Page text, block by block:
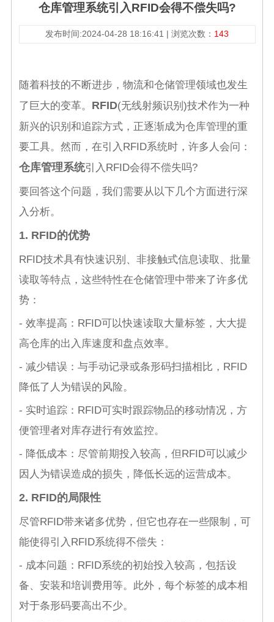
仓库管理系统引入RFID会得不偿失吗?
发布时间:2024-04-28 18:16:41 | 浏览次数： 143
随着科技的不断进步，物流和仓储管理领域也发生
了巨大的变革。 RFID(无线射频识别)技术作为一种
新兴的识别和追踪方式，正逐渐成为仓库管理的重
要工具。然而，在引入RFID系统时，许多人会问：
仓库管理系统引入RFID会得不偿失吗?
要回答这个问题，我们需要从以下几个方面进行深
入分析。
1. RFID的优势
RFID技术具有快速识别、非接触式信息读取、批量
读取等特点，这些特性在仓储管理中带来了许多优
势：
- 效率提高：RFID可以快速读取大量标签，大大提
高仓库的出入库速度和盘点效率。
- 减少错误：与手动记录或条形码扫描相比，RFID
降低了人为错误的风险。
- 实时追踪：RFID可实时跟踪物品的移动情况，方
便管理者对库存进行有效监控。
- 降低成本：尽管前期投入较高，但RFID可以减少
因人为错误造成的损失，降低长远的运营成本。
2. RFID的局限性
尽管RFID带来诸多优势，但它也存在一些限制，可
能使得引入RFID系统得不偿失：
- 成本问题：RFID系统的初始投入较高，包括设
备、安装和培训费用等。此外，每个标签的成本相
对于条形码要高出不少。